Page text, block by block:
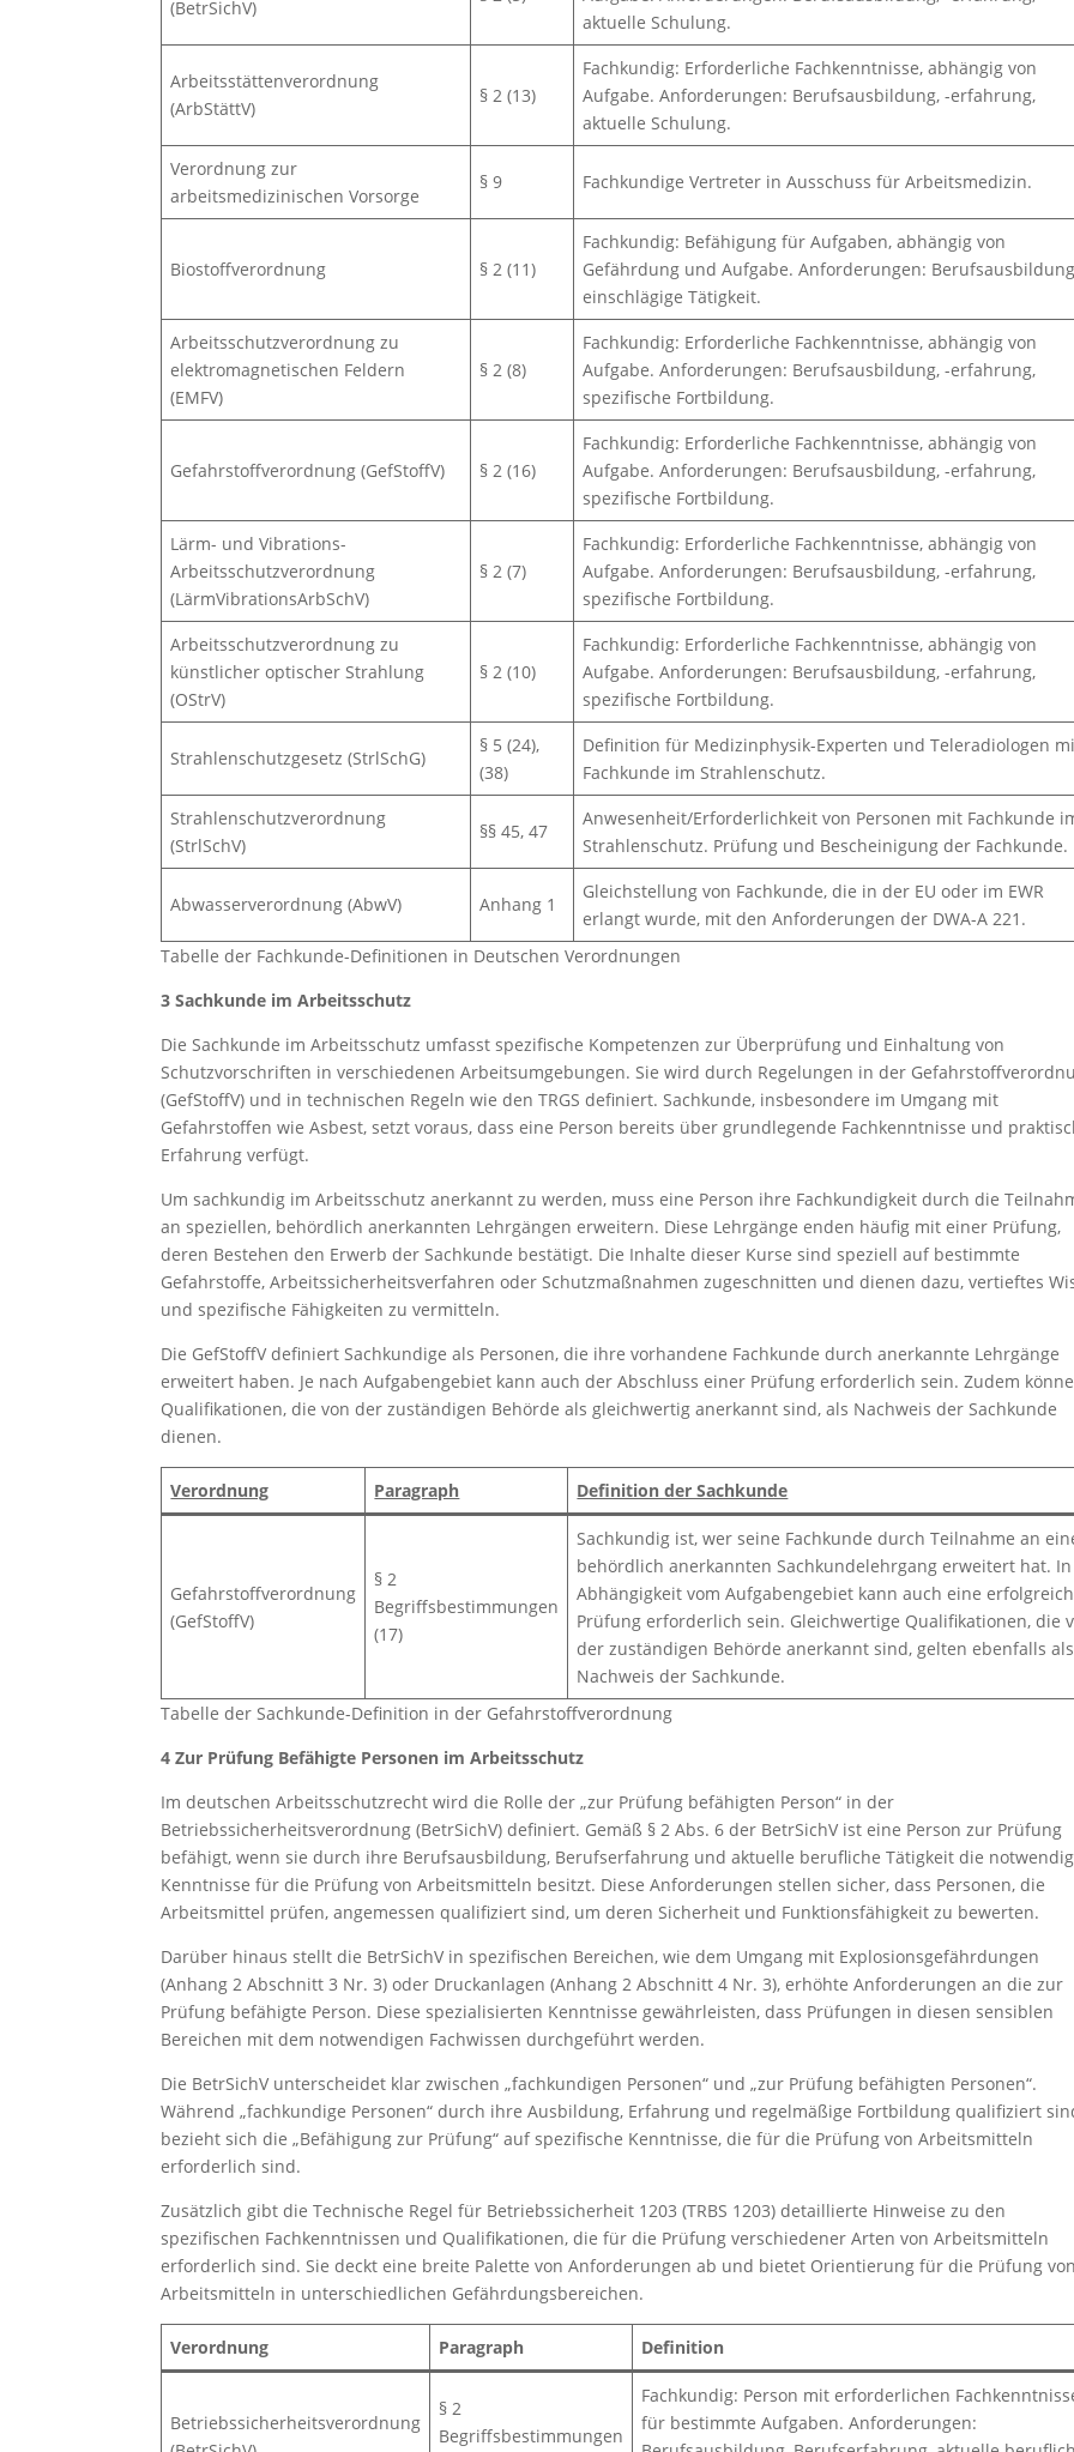
(BetrSichV)
aktuelle Schulung.
Arbeitsstättenverordnung
(ArbStättV)
§ 2 (13)
Fachkundig: Erforderliche Fachkenntnisse, abhängig von
Aufgabe. Anforderungen: Berufsausbildung, -erfahrung,
aktuelle Schulung.
Verordnung zur
arbeitsmedizinischen Vorsorge
§ 9 Fachkundige Vertreter in Ausschuss für Arbeitsmedizin.
Biostoffverordnung § 2 (11)
Fachkundig: Befähigung für Aufgaben, abhängig von
Gefährdung und Aufgabe. Anforderungen:
einschlägige Tätigkeit.
Arbeitsschutzverordnung zu
elektromagnetischen Feldern
(EMFV)
§ 2 (8)
Fachkundig: Erforderliche Fachkenntnisse, abhängig von
Aufgabe. Anforderungen: Berufsausbildung, -erfahrung,
spezifische Fortbildung.
Gefahrstoffverordnung (GefStoffV) § 2 (16)
Fachkundig: Erforderliche Fachkenntnisse, abhängig von
Aufgabe. Anforderungen: Berufsausbildung, -erfahrung,
spezifische Fortbildung.
Lärm- und Vibrations-
Arbeitsschutzverordnung
(LärmVibrationsArbSchV)
§ 2 (7)
Fachkundig: Erforderliche Fachkenntnisse, abhängig von
Aufgabe. Anforderungen: Berufsausbildung, -erfahrung,
spezifische Fortbildung.
Arbeitsschutzverordnung zu
künstlicher optischer Strahlung
(OStrV)
§ 2 (10)
Fachkundig: Erforderliche Fachkenntnisse, abhängig von
Aufgabe. Anforderungen: Berufsausbildung, -erfahrung,
spezifische Fortbildung.
Strahlenschutzgesetz (StrlSchG)
§ 5 (24),
(38)
Definition für Medizinphysik-Experten und Teleradiologen
Fachkunde im Strahlenschutz.
Strahlenschutzverordnung
(StrlSchV)
§§ 45, 47
Anwesenheit/Erforderlichkeit von Personen mit Fachkunde
Strahlenschutz. Prüfung und Bescheinigung der Fachkunde.
Abwasserverordnung (AbwV) Anhang 1
Gleichstellung von Fachkunde, die in der EU oder im EWR
erlangt wurde, mit den Anforderungen der DWA-A 221.
Tabelle der Fachkunde-Definitionen in Deutschen Verordnungen
3 Sachkunde im Arbeitsschutz
Die Sachkunde im Arbeitsschutz umfasst spezifische Kompetenzen zur Überprüfung und Einhaltung von
Schutzvorschriften in verschiedenen Arbeitsumgebungen. Sie wird durch Regelungen in der
(GefStoffV) und in technischen Regeln wie den TRGS definiert. Sachkunde, insbesondere im Umgang mit
Gefahrstoffen wie Asbest, setzt voraus, dass eine Person bereits über grundlegende Fachkenntnisse und
Erfahrung verfügt.
Um sachkundig im Arbeitsschutz anerkannt zu werden, muss eine Person ihre Fachkundigkeit durch die
an speziellen, behördlich anerkannten Lehrgängen erweitern. Diese Lehrgänge enden häufig mit einer Prüfung,
deren Bestehen den Erwerb der Sachkunde bestätigt. Die Inhalte dieser Kurse sind speziell auf bestimmte
Gefahrstoffe, Arbeitssicherheitsverfahren oder Schutzmaßnahmen zugeschnitten und dienen dazu, vertieftes
und spezifische Fähigkeiten zu vermitteln.
Die GefStoffV definiert Sachkundige als Personen, die ihre vorhandene Fachkunde durch anerkannte Lehrgänge
erweitert haben. Je nach Aufgabengebiet kann auch der Abschluss einer Prüfung erforderlich sein. Zudem
Qualifikationen, die von der zuständigen Behörde als gleichwertig anerkannt sind, als Nachweis der Sachkunde
dienen.
Verordnung Paragraph Definition der Sachkunde
Gefahrstoffverordnung
(GefStoffV)
§ 2
Begriffsbestimmungen
(17)
Sachkundig ist, wer seine Fachkunde durch Teilnahme an
behördlich anerkannten Sachkundelehrgang erweitert hat. In
Abhängigkeit vom Aufgabengebiet kann auch eine
Prüfung erforderlich sein. Gleichwertige Qualifikationen, die
der zuständigen Behörde anerkannt sind, gelten ebenfalls als
Nachweis der Sachkunde.
Tabelle der Sachkunde-Definition in der Gefahrstoffverordnung
4 Zur Prüfung Befähigte Personen im Arbeitsschutz
Im deutschen Arbeitsschutzrecht wird die Rolle der „zur Prüfung befähigten Person“ in der
Betriebssicherheitsverordnung (BetrSichV) definiert. Gemäß § 2 Abs. 6 der BetrSichV ist eine Person zur Prüfung
befähigt, wenn sie durch ihre Berufsausbildung, Berufserfahrung und aktuelle berufliche Tätigkeit die
Kenntnisse für die Prüfung von Arbeitsmitteln besitzt. Diese Anforderungen stellen sicher, dass Personen, die
Arbeitsmittel prüfen, angemessen qualifiziert sind, um deren Sicherheit und Funktionsfähigkeit zu bewerten.
Darüber hinaus stellt die BetrSichV in spezifischen Bereichen, wie dem Umgang mit Explosionsgefährdungen
(Anhang 2 Abschnitt 3 Nr. 3) oder Druckanlagen (Anhang 2 Abschnitt 4 Nr. 3), erhöhte Anforderungen an die zur
Prüfung befähigte Person. Diese spezialisierten Kenntnisse gewährleisten, dass Prüfungen in diesen sensiblen
Bereichen mit dem notwendigen Fachwissen durchgeführt werden.
Die BetrSichV unterscheidet klar zwischen „fachkundigen Personen“ und „zur Prüfung befähigten Personen“.
Während „fachkundige Personen“ durch ihre Ausbildung, Erfahrung und regelmäßige Fortbildung qualifiziert
bezieht sich die „Befähigung zur Prüfung“ auf spezifische Kenntnisse, die für die Prüfung von Arbeitsmitteln
erforderlich sind.
Zusätzlich gibt die Technische Regel für Betriebssicherheit 1203 (TRBS 1203) detaillierte Hinweise zu den
spezifischen Fachkenntnissen und Qualifikationen, die für die Prüfung verschiedener Arten von Arbeitsmitteln
erforderlich sind. Sie deckt eine breite Palette von Anforderungen ab und bietet Orientierung für die Prüfung
Arbeitsmitteln in unterschiedlichen Gefährdungsbereichen.
Verordnung Paragraph Definition
Betriebssicherheitsverordnung
§ 2
Begriffsbestimmungen
Fachkundig: Person mit erforderlichen
für bestimmte Aufgaben. Anforderungen: